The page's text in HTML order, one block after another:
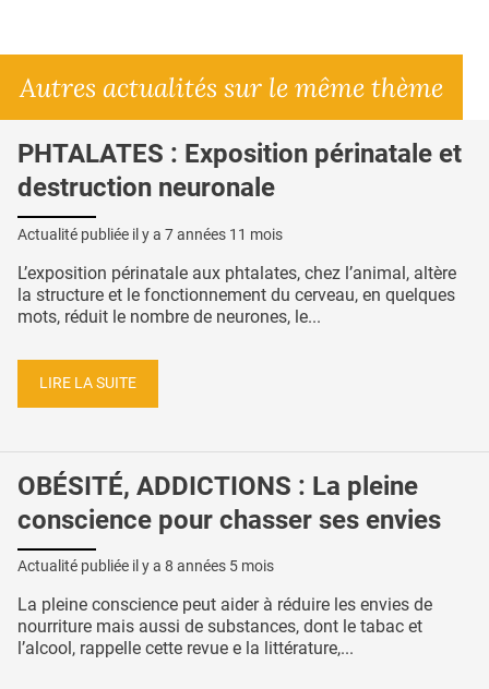
Autres actualités sur le même thème
PHTALATES : Exposition périnatale et
destruction neuronale
Actualité publiée il y a 7 années 11 mois
L’exposition périnatale aux phtalates, chez l’animal, altère
la structure et le fonctionnement du cerveau, en quelques
mots, réduit le nombre de neurones, le...
LIRE LA SUITE
OBÉSITÉ, ADDICTIONS : La pleine
conscience pour chasser ses envies
Actualité publiée il y a 8 années 5 mois
La pleine conscience peut aider à réduire les envies de
nourriture mais aussi de substances, dont le tabac et
l’alcool, rappelle cette revue e la littérature,...